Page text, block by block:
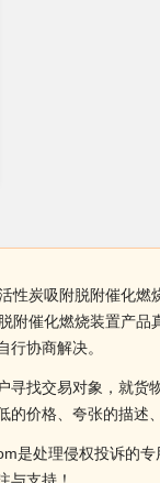
性炭吸附脱附催化
附催化燃烧装置产
行协商解决。
寻找交易对象，就
的价格、夸张的描述
是处理侵权投诉的